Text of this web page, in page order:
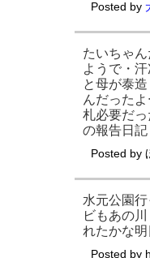
Posted by
たいちゃ
ようで・
と母が泰
んだった
札必要だ
の報告日
Posted by
水元公園
ビもあの
れたかな
Posted by